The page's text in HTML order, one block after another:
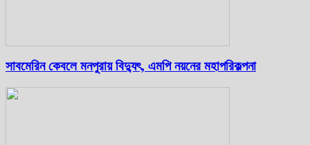
সাবমেরিন কেবলে মনপুরায় বিদ্যুৎ, এমপি নয়নের মহাপরিকল্পনা